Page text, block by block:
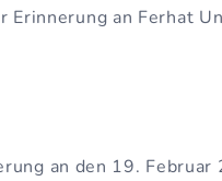
Erinnerung an Ferhat
an den 19.